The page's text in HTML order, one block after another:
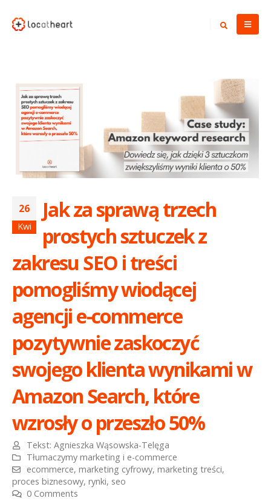
26
Kwi
Jak za sprawą trzech
prostych sztuczek z
zakresu SEO i treści
pomogliśmy wiodącej
agencji e-commerce
pozytywnie zaskoczyć
swojego klienta wynikami w
Amazon Search, które
wzrosły o przeszło 50%
Tekst:Agnieszka Wąsowska-Telęga
Tłumaczymy marketing i e-commerce
ecommerce,marketing cyfrowy,marketing treści,
proces biznesowy, rynki, seo
0 Comments